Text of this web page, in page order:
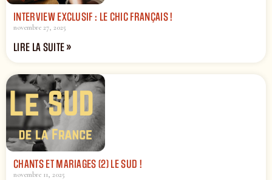
INTERVIEW EXCLUSIF : LE CHIC FRANÇAIS !
novembre 27, 2025
LIRE LA SUITE »
CHANTS ET MARIAGES (2) LE SUD !
novembre 11, 2025